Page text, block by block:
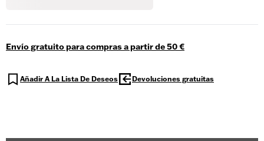
Envío gratuito para compras a partir de 50 €
Añadir A La Lista De Deseos Devoluciones gratuitas